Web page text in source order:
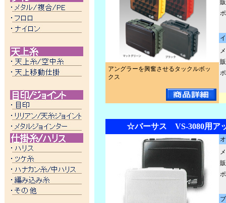
アングラーを興奮させるタックルボッ
クス
☆バーサス VS-3080用ア